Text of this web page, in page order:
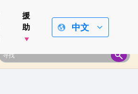
援
助
中文